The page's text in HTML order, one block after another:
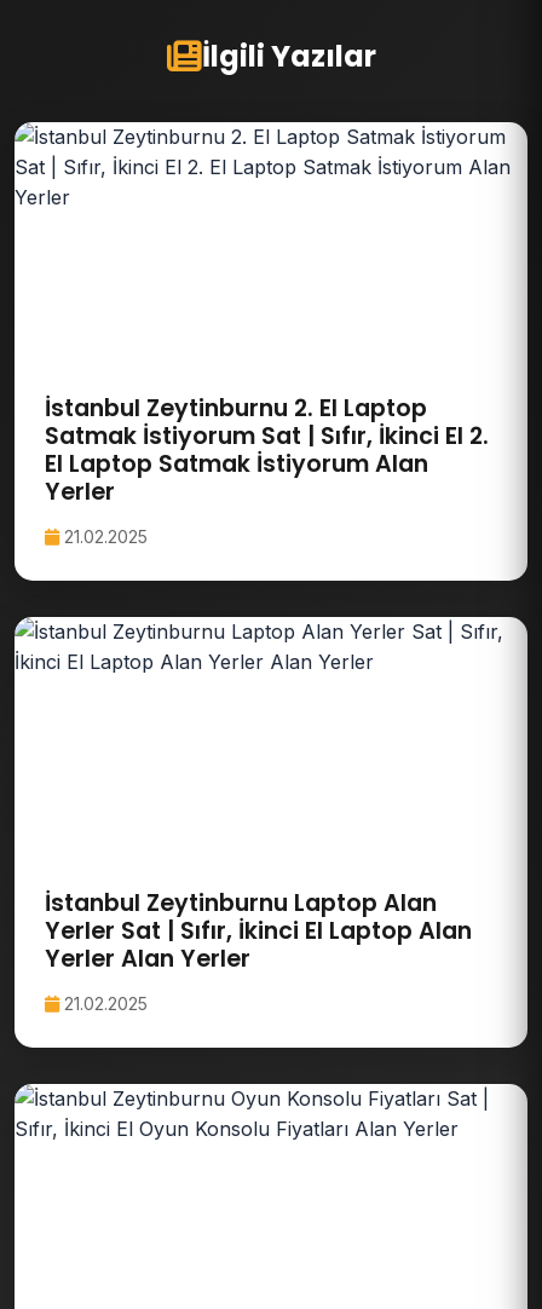
İlgili Yazılar
İstanbul Zeytinburnu 2. El Laptop
Satmak İstiyorum Sat | Sıfır, İkinci El 2.
El Laptop Satmak İstiyorum Alan
Yerler
21.02.2025
İstanbul Zeytinburnu Laptop Alan
Yerler Sat | Sıfır, İkinci El Laptop Alan
Yerler Alan Yerler
21.02.2025